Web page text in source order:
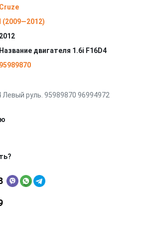
Cruze
I (2009—2012)
2012
Название двигателя 1.6i F16D4
95989870
Левый руль. 95989870 96994972